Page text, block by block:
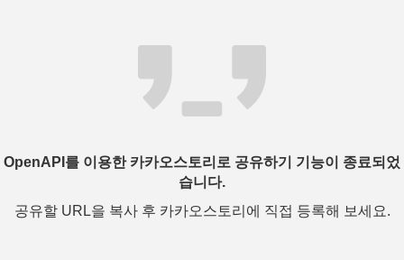
OpenAPI를 이용한 카카오스토리로 공유하기 기능이 종료되었
습니다.
공유할 URL을 복사 후 카카오스토리에 직접 등록해 보세요.